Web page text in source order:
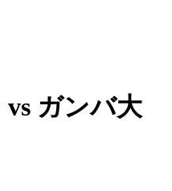
vs ガンバ大